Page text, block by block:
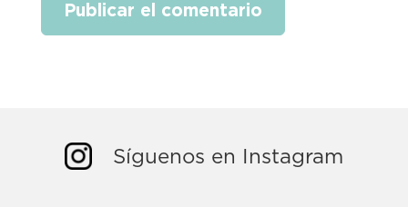
Síguenos en Instagram